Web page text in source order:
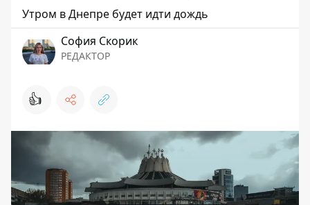
Утром в Днепре будет идти дождь
София Скорик
РЕДАКТОР
👍